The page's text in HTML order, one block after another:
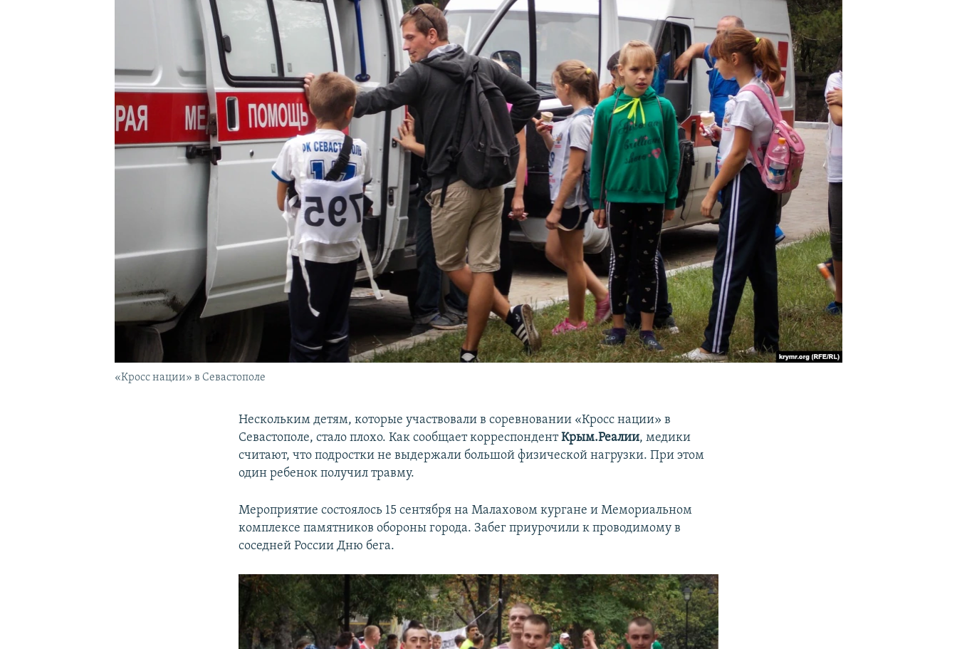
УКРАИНСКАЯ ПРОБЛЕМА КРЫМА
«Кросс нации» в Севастополе
Нескольким детям, которые участвовали в соревновании «Кросс нации» в
Севастополе, стало плохо. Как сообщает корреспондентКрым.Реалии, медики
считают, что подростки не выдержали большой физической нагрузки. При этом
один ребенок получил травму.
Мероприятие состоялось 15 сентября на Малаховом кургане и Мемориальном
комплексе памятников обороны города. Забег приурочили к проводимому в
соседней России Дню бега.